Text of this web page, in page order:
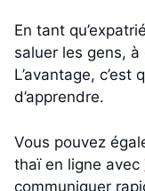
En tant
saluer les gens, à
L’avantage,
d’apprendre.
Vous pouvez
thaï en ligne avec
communiquer